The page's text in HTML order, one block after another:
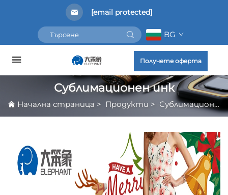
[email protected]
BG
Получете оферта
Сублимационен инк
Начална страница > Продукти > Сублимационен инк